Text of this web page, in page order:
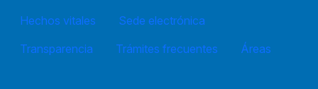
Hechos vitales
Sede electrónica
Transparencia
Trámites frecuentes Áreas